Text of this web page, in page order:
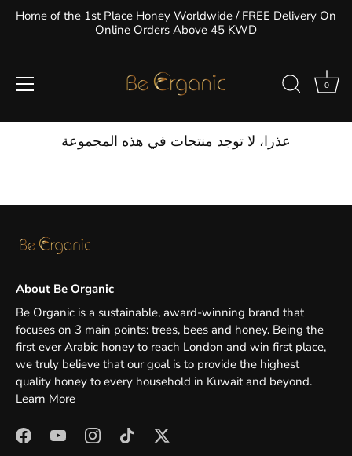
تخطىHome of the 1st Place Honey Worldwide / FREE Delivery On
Online Orders Above 45 KWD
0 وافل عسلي رقيق ولذيذ تتجدد لذته مع كل قضمة
عذرا، لا توجد منتجات في هذه المجموعة
About Be Organic
Be Organic is a sustainable, award-winning brand that
focuses on 3 main points: trees, bees and honey. Being the
first ever Arabic honey to reach London and win first place,
we truly believe that our goal is to provide the highest
quality honey to every household in Kuwait and beyond.
Learn More